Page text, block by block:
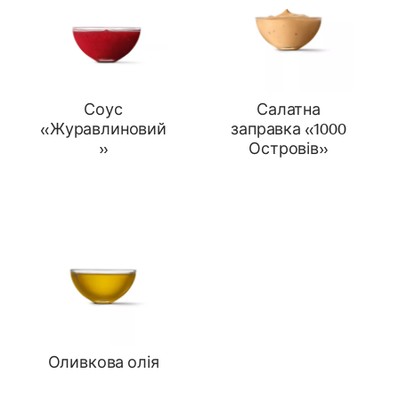
Соус
«Журавлиновий
»
Салатна
заправка «1000
Островів»
Оливкова олія